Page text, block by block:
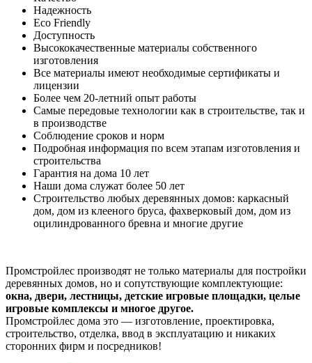
Надежность
Eco Friendly
Доступность
Высококачественные материалы собственного
изготовления
Все материалы имеют необходимые сертификаты и
лицензии
Более чем 20-летний опыт работы
Самые передовые технологии как в строительстве, так и
в производстве
Соблюдение сроков и норм
Подробная информация по всем этапам изготовления и
строительства
Гарантия на дома 10 лет
Наши дома служат более 50 лет
Строительство любых деревянных домов: каркасный
дом, дом из клееного бруса, фахверковый дом, дом из
оцилиндрованного бревна и многие другие
Промстройлес производят не только материалы для постройки
деревянных домов, но и сопутствующие комплектующие:
окна, двери, лестницы, детские игровые площадки, целые
игровые комплексы и многое другое.
Промстройлес дома это — изготовление, проектировка,
строительство, отделка, ввод в эксплуатацию и никаких
сторонних фирм и посредников!